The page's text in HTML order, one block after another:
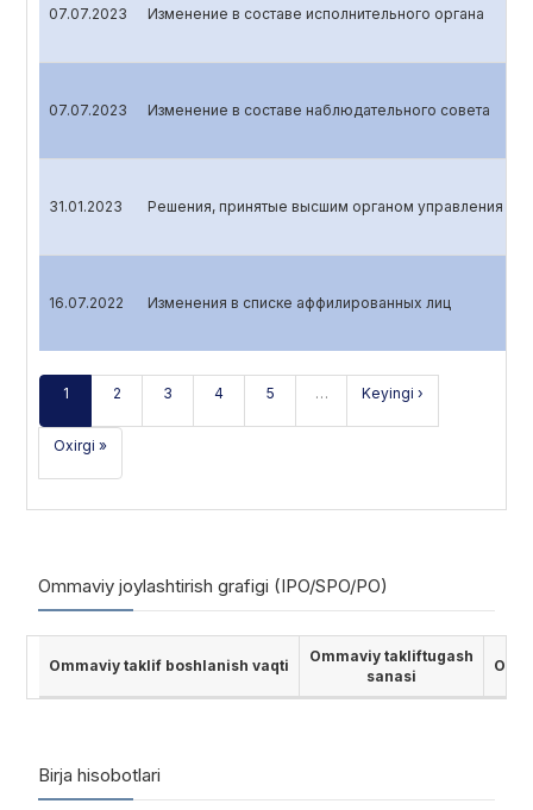
07.07.2023 Изменение в составе исполнительного органа
07.07.2023 Изменение в составе наблюдательного совета
31.01.2023 Решения, принятые высшим органом управления
16.07.2022 Изменения в списке аффилированных лиц
1 2 3 4 5 … Keyingi ›
Oxirgi »
Ommaviy joylashtirish grafigi (IPO/SPO/PO)
Ommaviy taklif boshlanish vaqti
Ommaviy takliftugash
sanasi
Birja hisobotlari